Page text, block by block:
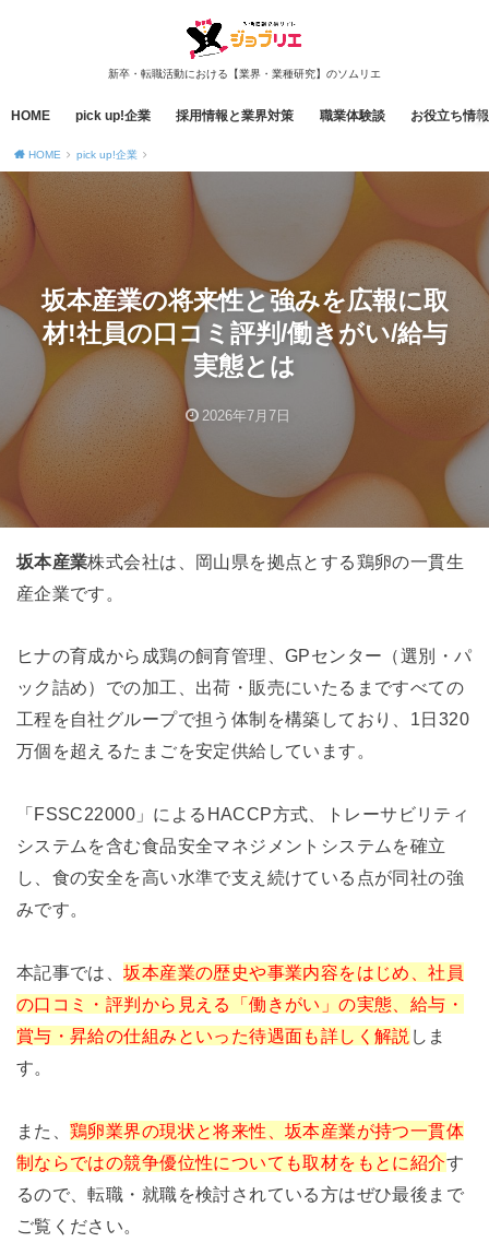
新卒・転職活動における【業界・業種研究】のソムリエ
HOME pick up!企業 採用情報と業界対策 職業体験談 お役立ち情報
HOME pick up!企業
坂本産業の将来性と強みを広報に取
材!社員の口コミ評判/働きがい/給与
実態とは
2026年7月7日
坂本産業株式会社は、岡山県を拠点とする鶏卵の一貫生
産企業です。
ヒナの育成から成鶏の飼育管理、GPセンター（選別・パ
ック詰め）での加工、出荷・販売にいたるまですべての
工程を自社グループで担う体制を構築しており、1日320
万個を超えるたまごを安定供給しています。
「FSSC22000」によるHACCP方式、トレーサビリティ
システムを含む食品安全マネジメントシステムを確立
し、食の安全を高い水準で支え続けている点が同社の強
みです。
本記事では、坂本産業の歴史や事業内容をはじめ、社員
の口コミ・評判から見える「働きがい」の実態、給与・
賞与・昇給の仕組みといった待遇面も詳しく解説 しま
す。
また、鶏卵業界の現状と将来性、坂本産業が持つ一貫体
制ならではの競争優位性についても取材をもとに紹介す
るので、転職・就職を検討されている方はぜひ最後まで
ご覧ください。